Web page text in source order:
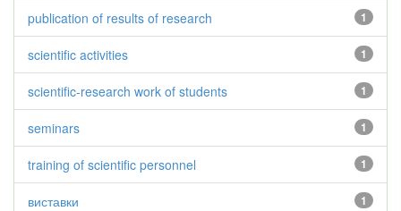
1
publication of results of research
1
scientific activities
1
scientific-research work of students
1
seminars
1
training of scientific personnel
1
виставки